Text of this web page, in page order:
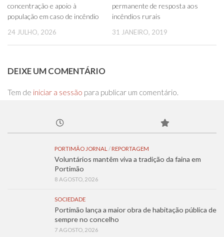
concentração e apoio à
população em caso de incêndio
24 JULHO, 2026
permanente de resposta aos
incêndios rurais
31 JANEIRO, 2019
DEIXE UM COMENTÁRIO
Tem de iniciar a sessão para publicar um comentário.
PORTIMÃO JORNAL / REPORTAGEM
Voluntários mantêm viva a tradição da faina em
Portimão
8 AGOSTO, 2026
SOCIEDADE
Portimão lança a maior obra de habitação pública de
sempre no concelho
7 AGOSTO, 2026